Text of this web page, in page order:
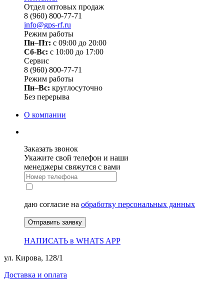
Отдел оптовых продаж
8 (960) 800-77-71
info@gps-rf.ru
Режим работы
Пн–Пт: с 09:00 до 20:00
Сб-Вс: c 10:00 до 17:00
Сервис
8 (960) 800-77-71
Режим работы
Пн–Вс: круглосуточно
Без перерыва
О компании
Заказать звонок
Укажите свой телефон и наши
менеджеры свяжутся с вами
даю согласие на обработку персональных данных
Отправить заявку
НАПИСАТЬ в WHATS APP
ул. Кирова, 128/1
Доставка и оплата